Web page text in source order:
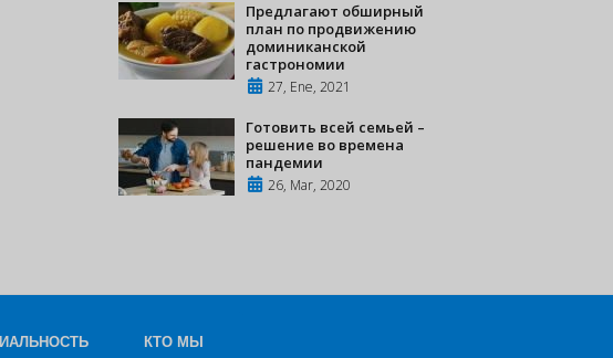
Предлагают обширный
план по продвижению
доминиканской
гастрономии
27, Ene, 2021
Готовить всей семьей –
решение во времена
пандемии
26, Mar, 2020
КТО МЫ